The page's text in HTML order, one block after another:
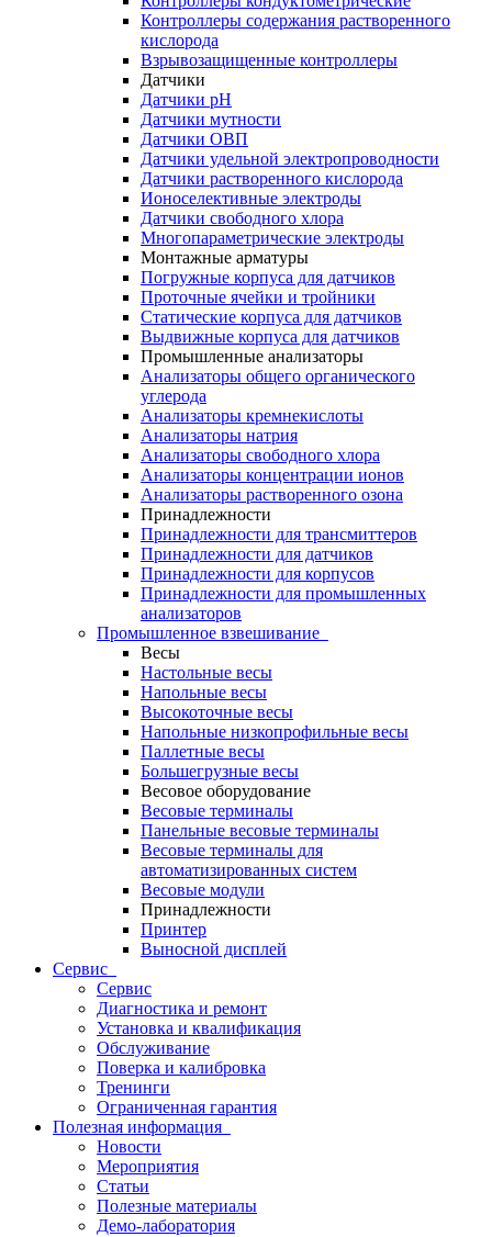
Контроллеры содержания растворенного
кислорода
Взрывозащищенные контроллеры
Датчики
Датчики рН
Датчики мутности
Датчики ОВП
Датчики удельной электропроводности
Датчики растворенного кислорода
Ионоселективные электроды
Датчики свободного хлора
Многопараметрические электроды
Монтажные арматуры
Погружные корпуса для датчиков
Проточные ячейки и тройники
Статические корпуса для датчиков
Выдвижные корпуса для датчиков
Промышленные анализаторы
Анализаторы общего органического
углерода
Анализаторы кремнекислоты
Анализаторы натрия
Анализаторы свободного хлора
Анализаторы концентрации ионов
Анализаторы растворенного озона
Принадлежности
Принадлежности для трансмиттеров
Принадлежности для датчиков
Принадлежности для корпусов
Принадлежности для промышленных
анализаторов
Промышленное взвешивание
Весы
Настольные весы
Напольные весы
Высокоточные весы
Напольные низкопрофильные весы
Паллетные весы
Большегрузные весы
Весовое оборудование
Весовые терминалы
Панельные весовые терминалы
Весовые терминалы для
автоматизированных систем
Весовые модули
Принадлежности
Принтер
Выносной дисплей
Сервис
Сервис
Диагностика и ремонт
Установка и квалификация
Обслуживание
Поверка и калибровка
Тренинги
Ограниченная гарантия
Полезная информация
Новости
Мероприятия
Статьи
Полезные материалы
Демо-лаборатория